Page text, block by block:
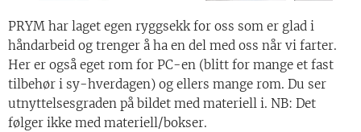
PRYM har laget egen ryggsekk for oss som er glad i
håndarbeid og trenger å ha en del med oss når vi farter.
Her er også eget rom for PC-en (blitt for mange et fast
tilbehør i sy-hverdagen) og ellers mange rom. Du ser
utnyttelsesgraden på bildet med materiell i. NB: Det
følger ikke med materiell/bokser.